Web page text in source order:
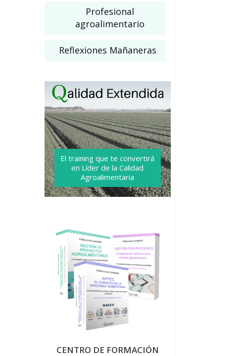
Profesional
agroalimentario
Reflexiones Mañaneras
El training que te convertirá
en Líder de la Calidad
Agroalimentaria
CENTRO DE FORMACIÓN